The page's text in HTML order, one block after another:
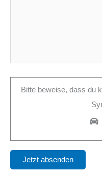
Bitte beweise, dass du